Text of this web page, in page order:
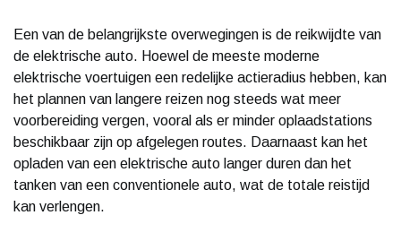
Een van de belangrijkste overwegingen is de reikwijdte van
de elektrische auto. Hoewel de meeste moderne
elektrische voertuigen een redelijke actieradius hebben, kan
het plannen van langere reizen nog steeds wat meer
voorbereiding vergen, vooral als er minder oplaadstations
beschikbaar zijn op afgelegen routes. Daarnaast kan het
opladen van een elektrische auto langer duren dan het
tanken van een conventionele auto, wat de totale reistijd
kan verlengen.